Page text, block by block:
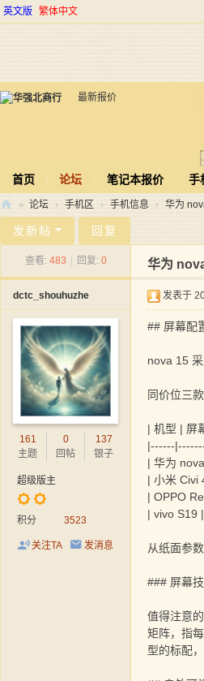
英文版 繁体中文
最新报价
首页 论坛 笔记本报价 手
北
» 论坛 › 手机区 › 手机信息 › 华为
发新帖 回复
查看: 483 回复: 0 华为
dctc_shouhuzhe
161
主题
0
回帖
137
银子
超级版主
积分 3523
关注TA 发消息
发表于
## 屏幕配
nova 15
同价位三
| 机型 | 屏
|------
| 华为
| 小米 Civi
| OPPO
| vivo S19
从纸面参
### 屏幕
值得注意
矩阵，指
型的标配